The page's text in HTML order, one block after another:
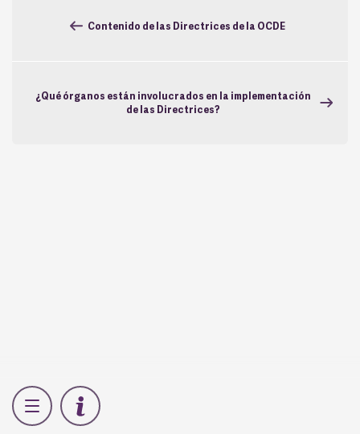
Contenido de las Directrices de la OCDE
¿Qué órganos están involucrados en la implementación
de las Directrices?